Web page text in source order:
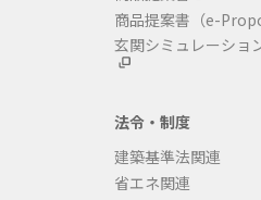
商品提案書 （e-
玄関シミュレーショ
法令・制度
建築基準法関連
省エネ関連